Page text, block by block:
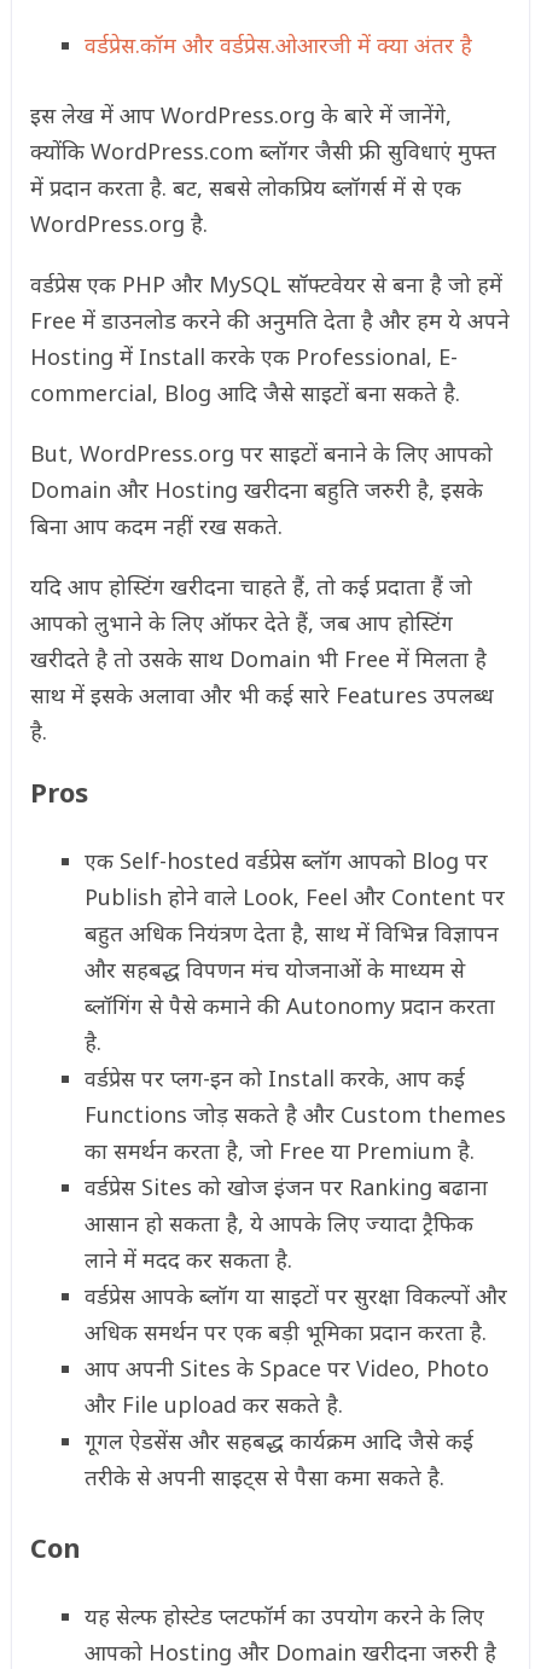
वर्डप्रेस.कॉम और वर्डप्रेस.ओआरजी में क्या अंतर है
इस लेख में आप WordPress.org के बारे में जानेंगे,
क्योंकि WordPress.com ब्लॉगर जैसी फ्री सुविधाएं मुफ्त
में प्रदान करता है. बट, सबसे लोकप्रिय ब्लॉगर्स में से एक
WordPress.org है.
वर्डप्रेस एक PHP और MySQL सॉफ्टवेयर से बना है जो हमें
Free में डाउनलोड करने की अनुमति देता है और हम ये अपने
Hosting में Install करके एक Professional, E-
commercial, Blog आदि जैसे साइटों बना सकते है.
But, WordPress.org पर साइटों बनाने के लिए आपको
Domain और Hosting खरीदना बहुति जरुरी है, इसके
बिना आप कदम नहीं रख सकते.
यदि आप होस्टिंग खरीदना चाहते हैं, तो कई प्रदाता हैं जो
आपको लुभाने के लिए ऑफर देते हैं, जब आप होस्टिंग
खरीदते है तो उसके साथ Domain भी Free में मिलता है
साथ में इसके अलावा और भी कई सारे Features उपलब्ध
है.
Pros
एक Self-hosted वर्डप्रेस ब्लॉग आपको Blog पर
Publish होने वाले Look, Feel और Content पर
बहुत अधिक नियंत्रण देता है, साथ में विभिन्न विज्ञापन
और सहबद्ध विपणन मंच योजनाओं के माध्यम से
ब्लॉगिंग से पैसे कमाने की Autonomy प्रदान करता
है.
वर्डप्रेस पर प्लग-इन को Install करके, आप कई
Functions जोड़ सकते है और Custom themes
का समर्थन करता है, जो Free या Premium है.
वर्डप्रेस Sites को खोज इंजन पर Ranking बढाना
आसान हो सकता है, ये आपके लिए ज्यादा ट्रैफिक
लाने में मदद कर सकता है.
वर्डप्रेस आपके ब्लॉग या साइटों पर सुरक्षा विकल्पों और
अधिक समर्थन पर एक बड़ी भूमिका प्रदान करता है.
आप अपनी Sites के Space पर Video, Photo
और File upload कर सकते है.
गूगल ऐडसेंस और सहबद्ध कार्यक्रम आदि जैसे कई
तरीके से अपनी साइट्स से पैसा कमा सकते है.
Con
यह सेल्फ होस्टेड प्लटफॉर्म का उपयोग करने के लिए
आपको Hosting और Domain खरीदना जरुरी है